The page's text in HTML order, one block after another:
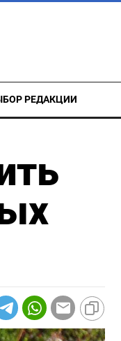
РЕДАКЦИИ